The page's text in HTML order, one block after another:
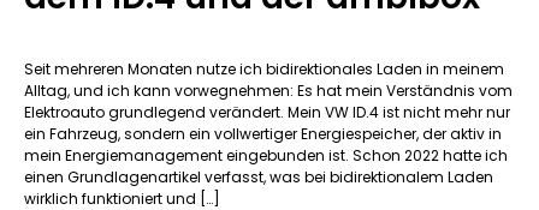
Seit mehreren Monaten nutze ich bidirektionales Laden in meinem
Alltag, und ich kann vorwegnehmen: Es hat mein Verständnis vom
Elektroauto grundlegend verändert. Mein VW ID.4 ist nicht mehr nur
ein Fahrzeug, sondern ein vollwertiger Energiespeicher, der aktiv in
mein Energiemanagement eingebunden ist. Schon 2022 hatte ich
einen Grundlagenartikel verfasst, was bei bidirektionalem Laden
wirklich funktioniert und […]